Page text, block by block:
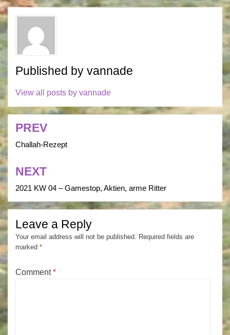
Published by vannade
View all posts by vannade
Post
navigation
PREV
Challah-Rezept
NEXT
2021 KW 04 – Gamestop, Aktien, arme Ritter
Leave a Reply
Your email address will not be published. Required fields are
marked *
Comment*